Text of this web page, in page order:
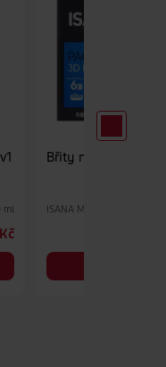
ml
Břity na holení
ISANA Men